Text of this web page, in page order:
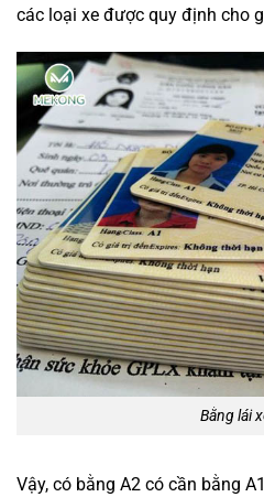
các loại xe được quy định cho
Bằng lái
Vậy, có bằng A2 có cần bằng